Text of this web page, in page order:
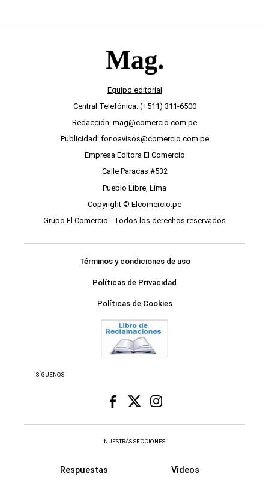
Equipo editorial
Central Telefónica: (+511) 311-6500
Redacción: mag@comercio.com.pe
Publicidad: fonoavisos@comercio.com.pe
Empresa Editora El Comercio
Calle Paracas #532
Pueblo Libre, Lima
Copyright © Elcomercio.pe
Grupo El Comercio - Todos los derechos reservados
Términos y condiciones de uso
Políticas de Privacidad
Políticas de Cookies
SÍGUENOS
NUESTRAS SECCIONES
Respuestas Videos